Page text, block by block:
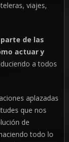
viajes,
de las
actuar y
a todos
aplazadas
que nos
de
todo lo